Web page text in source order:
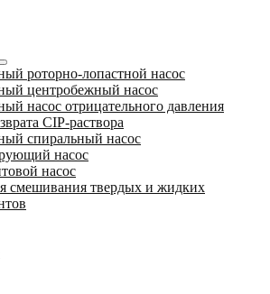
роторно-лопастной насос
центробежный насос
насос отрицательного давления
CIP-раствора
спиральный насос
насос
насос
смешивания твердых и жидких